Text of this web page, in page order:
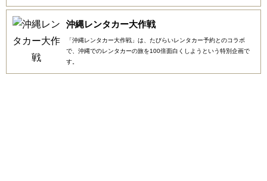
沖縄レンタカー大作戦
「沖縄レンタカー大作戦」は、たびらいレンタカー予約とのコラボ
で、沖縄でのレンタカーの旅を100倍面白くしようという特別企画で
す。